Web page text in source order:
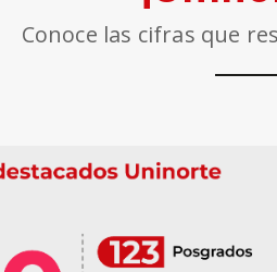
Conoce las cifras que